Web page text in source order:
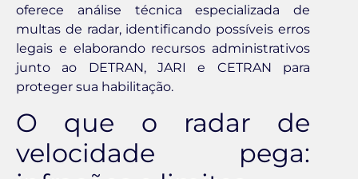
oferece análise técnica especializada de
multas de radar, identificando possíveis erros
legais e elaborando recursos administrativos
junto ao DETRAN, JARI e CETRAN para
proteger sua habilitação.
O que o radar de
velocidade pega: